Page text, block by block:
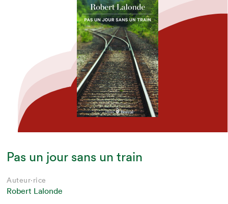
Pas un jour sans un train
Auteur·rice
Robert Lalonde